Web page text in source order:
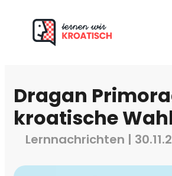
Dragan
kroatische
Lernnachrichten |